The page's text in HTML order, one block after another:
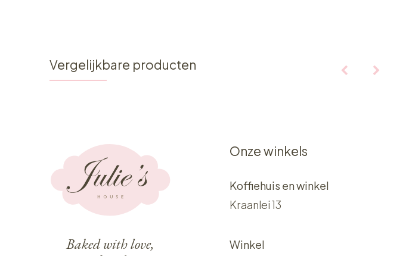
Vergelijkbare producten
Baked with love,
Onze winkels
Koffiehuis en winkel
Kraanlei 13
Winkel